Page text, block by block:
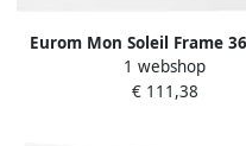
Eurom Mon Soleil Frame
361759
1 webshop
€ 111,38